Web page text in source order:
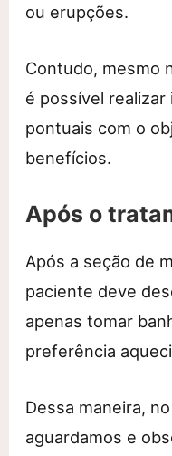
ou erupções.
Contudo, mesmo
é possível
pontuais com o
benefícios.
Após o
Após a seção de
paciente deve
apenas tomar
preferência
Dessa maneira,
aguardamos e